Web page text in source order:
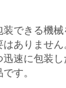
できる機
ありませ
速に包装
す。